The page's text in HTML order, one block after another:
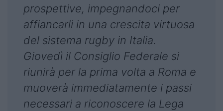
prospettive, impegnandoci per
affiancarli in una crescita virtuosa
del sistema rugby in Italia.
Giovedì il Consiglio Federale si
riunirà per la prima volta a Roma e
muoverà immediatamente i passi
necessari a riconoscere la Lega